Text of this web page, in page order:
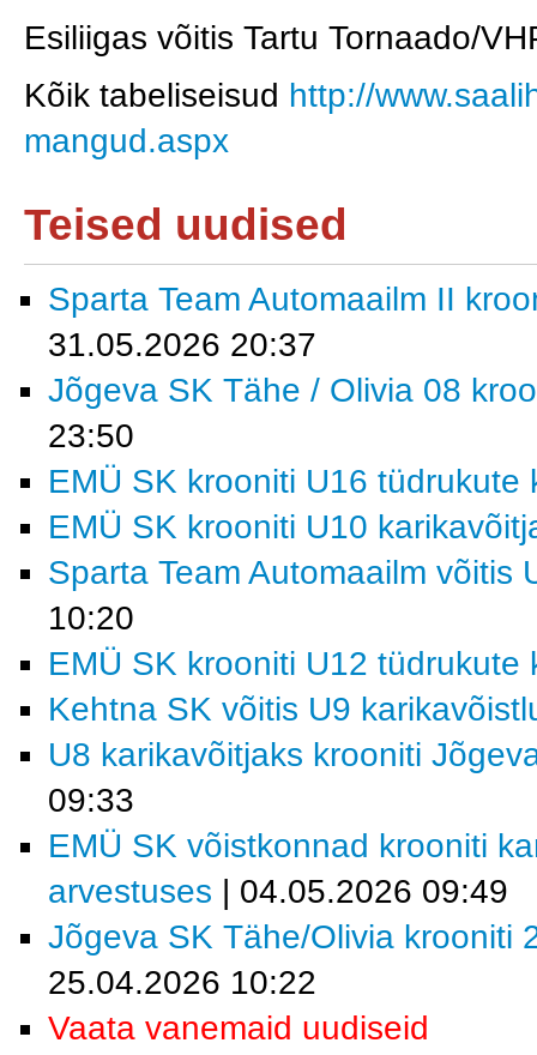
Esiliigas võitis Tartu Tornaado/
Kõik tabeliseisud http://
mangud.aspx
Teised uudised
Sparta Team Automaailm II
31.05.2026 20:37
Jõgeva SK Tähe / Olivia 08
23:50
EMÜ SK krooniti U16 tüdrukute
EMÜ SK krooniti U10
Sparta Team Automaailm võitis
10:20
EMÜ SK krooniti U12 tüdrukute
Kehtna SK võitis U9
U8 karikavõitjaks krooniti
09:33
EMÜ SK võistkonnad krooniti
arvestuses | 04.05.2026 09:49
Jõgeva SK Tähe/Olivia krooniti
25.04.2026 10:22
Vaata vanemaid uudiseid